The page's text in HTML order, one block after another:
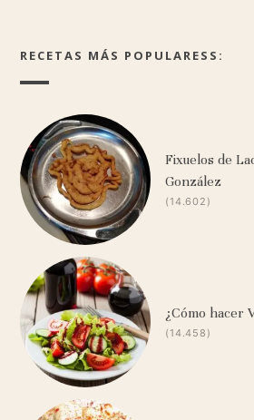
RECETAS MÁS POPULARESS:
Fixuelos de
González
(14.602)
¿Cómo hacer
(14.458)